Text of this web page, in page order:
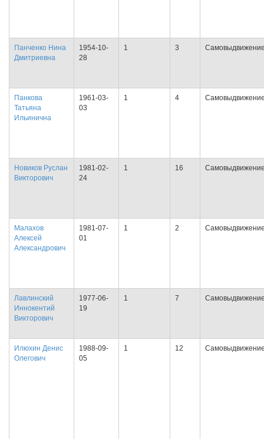
Панченко Нина
Дмитриевна
1954-10-
28
1 3
Панкова
Татьяна
Ильинична
1961-03-
03
1 4
Новиков Руслан
Викторович
1981-02-
24
1 16
Малахов
Алексей
Александрович
1981-07-
01
1 2
Лавлинский
Иннокентий
Викторович
1977-06-
19
1 7
Илюхин Денис
Олегович
1988-09-
05
1 12